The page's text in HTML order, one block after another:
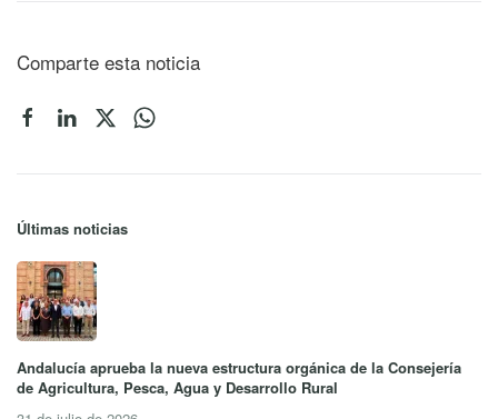
Comparte esta noticia
Últimas noticias
Andalucía aprueba la nueva estructura orgánica de la Consejería
de Agricultura, Pesca, Agua y Desarrollo Rural